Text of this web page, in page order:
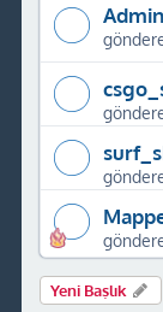
Yeni Başlık